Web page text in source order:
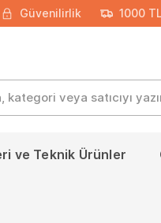
Güvenilirlik 1000
ve Teknik Ürünler